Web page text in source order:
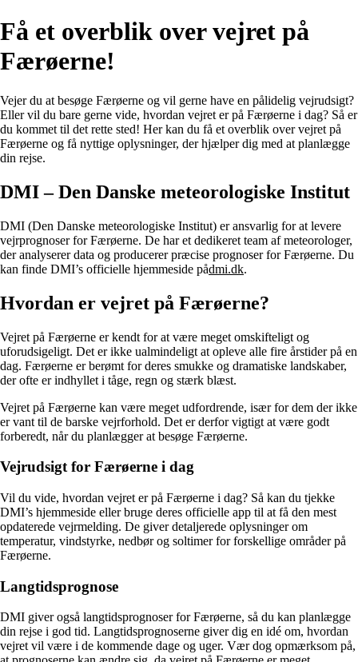
Få et overblik over vejret på
Færøerne!
Vejer du at besøge Færøerne og vil gerne have en pålidelig vejrudsigt?
Eller vil du bare gerne vide, hvordan vejret er på Færøerne i dag? Så er
du kommet til det rette sted! Her kan du få et overblik over vejret på
Færøerne og få nyttige oplysninger, der hjælper dig med at planlægge
din rejse.
DMI – Den Danske meteorologiske Institut
DMI (Den Danske meteorologiske Institut) er ansvarlig for at levere
vejrprognoser for Færøerne. De har et dedikeret team af meteorologer,
der analyserer data og producerer præcise prognoser for Færøerne. Du
kan finde DMI’s officielle hjemmeside pådmi.dk.
Hvordan er vejret på Færøerne?
Vejret på Færøerne er kendt for at være meget omskifteligt og
uforudsigeligt. Det er ikke ualmindeligt at opleve alle fire årstider på en
dag. Færøerne er berømt for deres smukke og dramatiske landskaber,
der ofte er indhyllet i tåge, regn og stærk blæst.
Vejret på Færøerne kan være meget udfordrende, især for dem der ikke
er vant til de barske vejrforhold. Det er derfor vigtigt at være godt
forberedt, når du planlægger at besøge Færøerne.
Vejrudsigt for Færøerne i dag
Vil du vide, hvordan vejret er på Færøerne i dag? Så kan du tjekke
DMI’s hjemmeside eller bruge deres officielle app til at få den mest
opdaterede vejrmelding. De giver detaljerede oplysninger om
temperatur, vindstyrke, nedbør og soltimer for forskellige områder på
Færøerne.
Langtidsprognose
DMI giver også langtidsprognoser for Færøerne, så du kan planlægge
din rejse i god tid. Langtidsprognoserne giver dig en idé om, hvordan
vejret vil være i de kommende dage og uger. Vær dog opmærksom på,